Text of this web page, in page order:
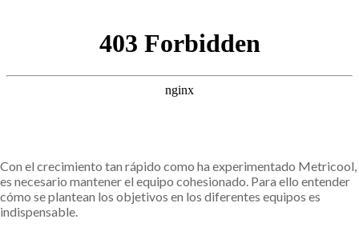
Con el crecimiento tan rápido como ha experimentado Metricool,
es necesario mantener el equipo cohesionado. Para ello entender
cómo se plantean los objetivos en los diferentes equipos es
indispensable.